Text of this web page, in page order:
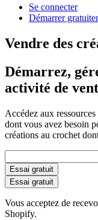
Se connecter
Démarrer
Vendre des
Démarrez,
activité de
Accédez aux
dont vous avez besoin
créations au crochet
Essai gratuit
Essai gratuit
Vous acceptez de
Shopify.